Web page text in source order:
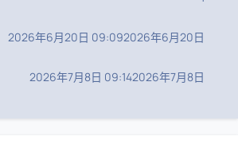
2026年6月20日 09:092026年6月20日
2026年7月8日 09:142026年7月8日